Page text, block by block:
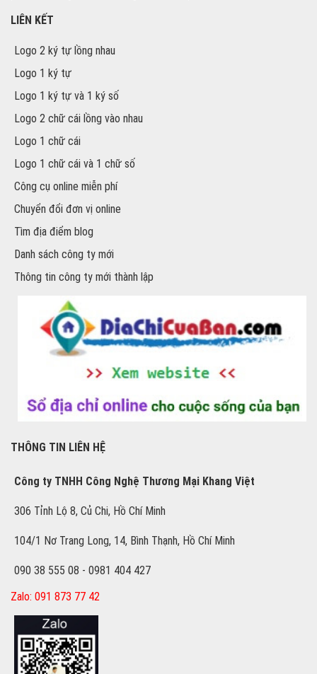
LIÊN KẾT
Logo 2 ký tự lồng nhau
Logo 1 ký tự
Logo 1 ký tự và 1 ký số
Logo 2 chữ cái lồng vào nhau
Logo 1 chữ cái
Logo 1 chữ cái và 1 chữ số
Công cụ online miễn phí
Chuyển đổi đơn vị online
Tìm địa điểm blog
Danh sách công ty mới
Thông tin công ty mới thành lập
THÔNG TIN LIÊN HỆ
Công ty TNHH Công Nghệ Thương Mại Khang Việt
306 Tỉnh Lộ 8, Củ Chi, Hồ Chí Minh
104/1 Nơ Trang Long, 14, Bình Thạnh, Hồ Chí Minh
090 38 555 08 - 0981 404 427
Zalo: 091 873 77 42